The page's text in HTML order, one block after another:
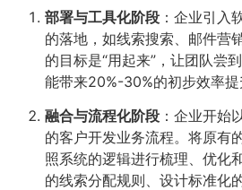
部署与工具化阶段 ：企业引入
的落地，如线索搜索、邮件营
的目标是“用起来”，让团队尝
能带来20%-30%的初步效率提
融合与流程化阶段 ：企业开始
的客户开发业务流程。将原有
照系统的逻辑进行梳理、优化
的线索分配规则、设计标准化